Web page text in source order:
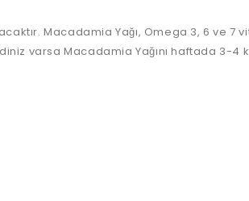
Macadamia Yağı, Omega 3, 6 ve
varsa Macadamia Yağını haftada 3-4